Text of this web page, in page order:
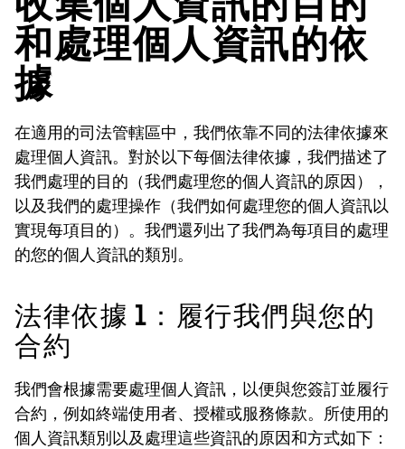
和處理個人資訊的依
據
在適用的司法管轄區中，我們依靠不同的法律依據來
處理個人資訊。對於以下每個法律依據，我們描述了
我們處理的目的（我們處理您的個人資訊的原因），
以及我們的處理操作（我們如何處理您的個人資訊以
實現每項目的）。我們還列出了我們為每項目的處理
的您的個人資訊的類別。
法律依據 1：履行我們與您的
合約
我們會根據需要處理個人資訊，以便與您簽訂並履行
合約，例如終端使用者、授權或服務條款。所使用的
個人資訊類別以及處理這些資訊的原因和方式如下：